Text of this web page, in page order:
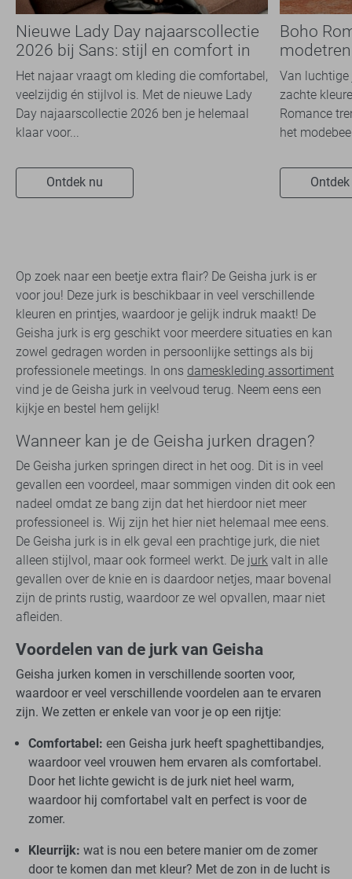
Nieuwe Lady Day najaarscollectie
2026 bij Sans: stijl en comfort in
travelkwaliteit
Het najaar vraagt om kleding die comfortabel,
veelzijdig én stijlvol is. Met de nieuwe Lady
Day najaarscollectie 2026 ben je helemaal
klaar voor...
Ontdek nu
Boho
overal
Van luchtige
zachte
Romance
het
Op zoek naar een beetje extra flair? De Geisha jurk is er
voor jou! Deze jurk is beschikbaar in veel verschillende
kleuren en printjes, waardoor je gelijk indruk maakt! De
Geisha jurk is erg geschikt voor meerdere situaties en kan
zowel gedragen worden in persoonlijke settings als bij
professionele meetings. In ons dameskleding assortiment
vind je de Geisha jurk in veelvoud terug. Neem eens een
kijkje en bestel hem gelijk!
Wanneer kan je de Geisha jurken dragen?
De Geisha jurken springen direct in het oog. Dit is in veel
gevallen een voordeel, maar sommigen vinden dit ook een
nadeel omdat ze bang zijn dat het hierdoor niet meer
professioneel is. Wij zijn het hier niet helemaal mee eens.
De Geisha jurk is in elk geval een prachtige jurk, die niet
alleen stijlvol, maar ook formeel werkt. De jurk valt in alle
gevallen over de knie en is daardoor netjes, maar bovenal
zijn de prints rustig, waardoor ze wel opvallen, maar niet
afleiden.
Voordelen van de jurk van Geisha
Geisha jurken komen in verschillende soorten voor,
waardoor er veel verschillende voordelen aan te ervaren
zijn. We zetten er enkele van voor je op een rijtje:
Comfortabel: een Geisha jurk heeft spaghettibandjes,
waardoor veel vrouwen hem ervaren als comfortabel.
Door het lichte gewicht is de jurk niet heel warm,
waardoor hij comfortabel valt en perfect is voor de
zomer.
Kleurrijk: wat is nou een betere manier om de zomer
door te komen dan met kleur? Met de zon in de lucht is